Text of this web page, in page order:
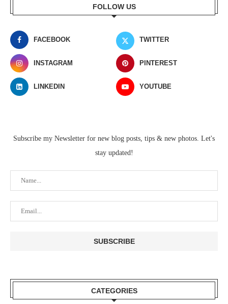
FOLLOW US
FACEBOOK TWITTER
INSTAGRAM PINTEREST
LINKEDIN YOUTUBE
Subscribe my Newsletter for new blog posts, tips & new photos. Let's
stay updated!
CATEGORIES